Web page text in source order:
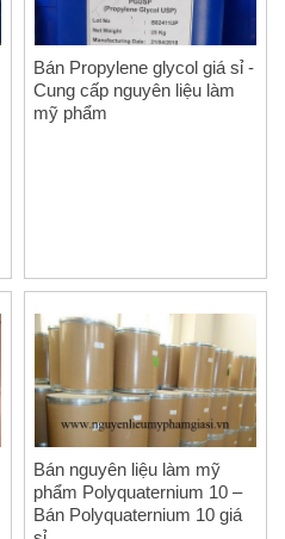
Bán Propylene glycol giá sỉ -
Cung cấp nguyên liệu làm
mỹ phẩm
Bán nguyên liệu làm mỹ
phẩm Polyquaternium 10 –
Bán Polyquaternium 10 giá